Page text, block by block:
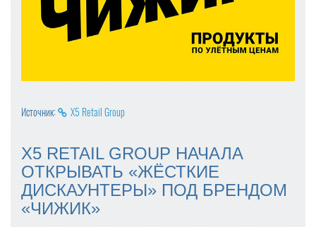
Источник: X5 Retail Group
X5 RETAIL GROUP НАЧАЛА
ОТКРЫВАТЬ «ЖЁСТКИЕ
ДИСКАУНТЕРЫ» ПОД БРЕНДОМ
«ЧИЖИК»